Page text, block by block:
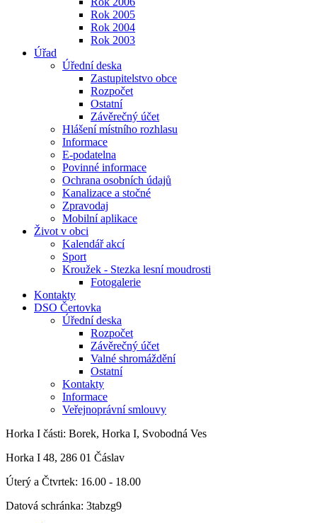
Rok 2005
Rok 2004
Rok 2003
Úřad
Úřední deska
Zastupitelstvo obce
Rozpočet
Ostatní
Závěrečný účet
Hlášení místního rozhlasu
Informace
E-podatelna
Povinné informace
Ochrana osobních údajů
Kanalizace a stočné
Zpravodaj
Mobilní aplikace
Život v obci
Kalendář akcí
Sport
Kroužek - Stezka lesní moudrosti
Fotogalerie
Kontakty
DSO Čertovka
Úřední deska
Rozpočet
Závěrečný účet
Valné shromáždění
Ostatní
Kontakty
Informace
Veřejnoprávní smlouvy
Horka I části: Borek, Horka I, Svobodná Ves
Horka I 48, 286 01 Čáslav
Úterý a Čtvrtek: 16.00 - 18.00
Datová schránka: 3tabzg9